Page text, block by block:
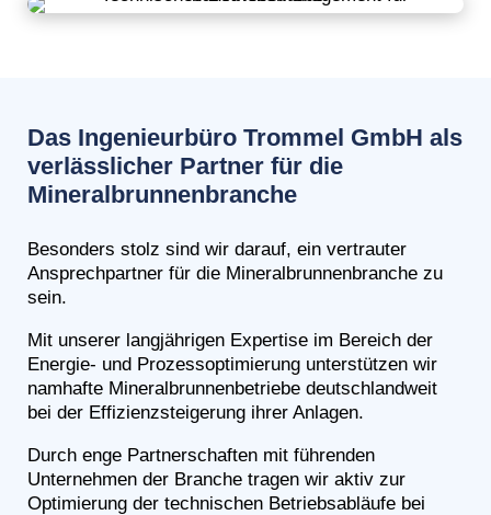
Das Ingenieurbüro Trommel GmbH als
verlässlicher Partner für die
Mineralbrunnenbranche
Besonders stolz sind wir darauf, ein vertrauter
Ansprechpartner für die Mineralbrunnenbranche zu
sein.
Mit unserer langjährigen Expertise im Bereich der
Energie- und Prozessoptimierung unterstützen wir
namhafte Mineralbrunnenbetriebe deutschlandweit
bei der Effizienzsteigerung ihrer Anlagen.
Durch enge Partnerschaften mit führenden
Unternehmen der Branche tragen wir aktiv zur
Optimierung der technischen Betriebsabläufe bei